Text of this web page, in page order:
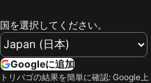
国を選択してください。
Googleに追加
トリバゴの結果を簡単に確認: Google上